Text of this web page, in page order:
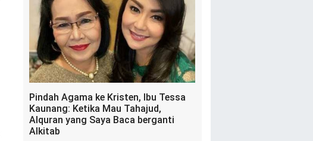
Pindah Agama ke Kristen, Ibu Tessa
Kaunang: Ketika Mau Tahajud,
Alquran yang Saya Baca berganti
Alkitab